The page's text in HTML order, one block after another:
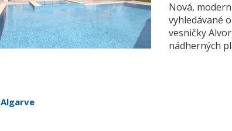
Nová,
vyhledávané
vesničky
nádherných
Algarve